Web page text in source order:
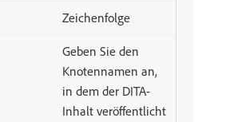
Zeichenfolge
Geben Sie den
Knotennamen an,
in dem der DITA-
Inhalt veröffentlicht